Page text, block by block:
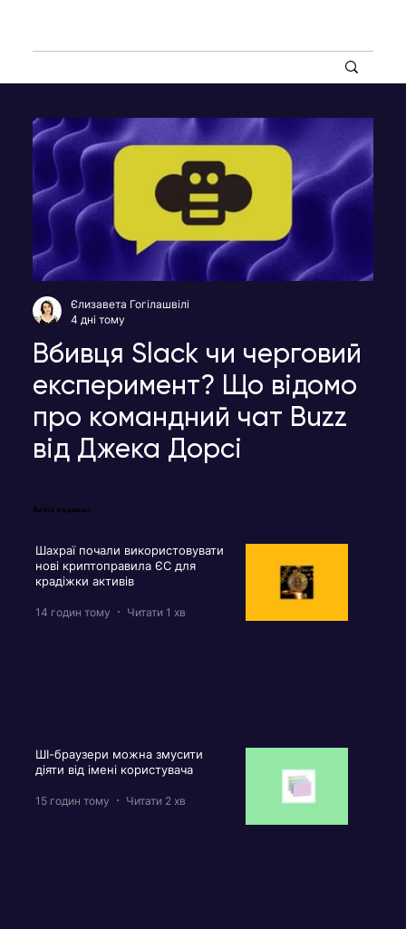
Вбивця Slack чи черговий
експеримент? Що відомо
про командний чат Buzz
від Джека Дорсі
Єлизавета Гогілашвілі
4 дні тому
Вибір редакції
Шахраї почали використовувати
нові криптоправила ЄС для
крадіжки активів
14 годин тому Читати 1 хв
ШІ-браузери можна змусити
діяти від імені користувача
15 годин тому Читати 2 хв